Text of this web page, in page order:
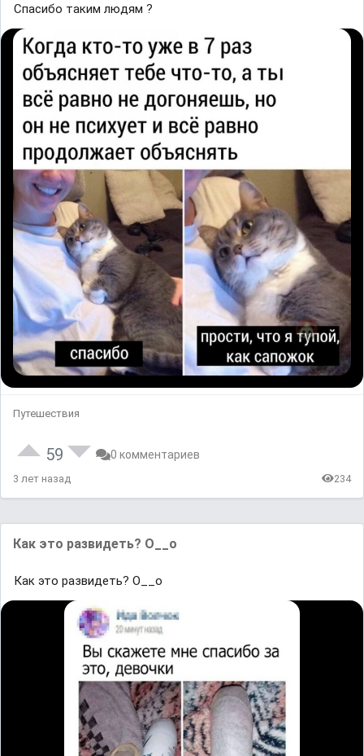
Спасибо таким людям ?
Путешествия
59 0 комментариев
3 лет назад 234
Как это развидеть? О__о
Как это развидеть? О__о